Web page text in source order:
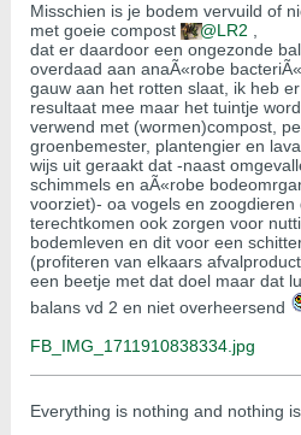
Misschien is je bodem vervuild of
met goeie compost
LR2
dat er daardoor een ongezonde
overdaad aan anaÃ«robe
gauw aan het rotten slaat, ik heb
resultaat mee maar het tuintje
verwend met (wormen)compost,
groenbemester, plantengier en
wijs uit geraakt dat -naast
schimmels en aÃ«robe
voorziet)- oa vogels en
terechtkomen ook zorgen voor
bodemleven en dit voor een
(profiteren van elkaars
een beetje met dat doel maar dat
balans vd 2 en niet overheersend
FB_IMG_1711910838334.jpg
​​​​​​Everything is nothing and nothing